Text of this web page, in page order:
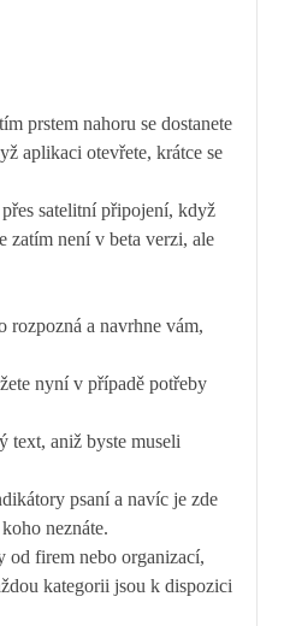
prstem nahoru se dostanete
aplikaci otevřete, krátce se
satelitní připojení, když
zatím není v beta verzi, ale
rozpozná a navrhne vám,
nyní v případě potřeby
text, aniž byste museli
psaní a navíc je zde
neznáte.
firem nebo organizací,
kategorii jsou k dispozici